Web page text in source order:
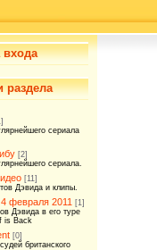
раздела
сериала
[2]
сериала.
[11]
Дэвида и клипы.
февраля 2011 [1]
Дэвида в его туре
is Back
[0]
британского